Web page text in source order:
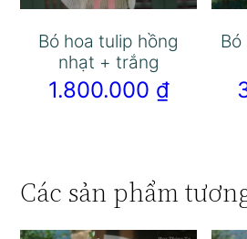
Bó hoa tulip hồng
nhạt + trắng
1.800.000 ₫
Các sản phẩm